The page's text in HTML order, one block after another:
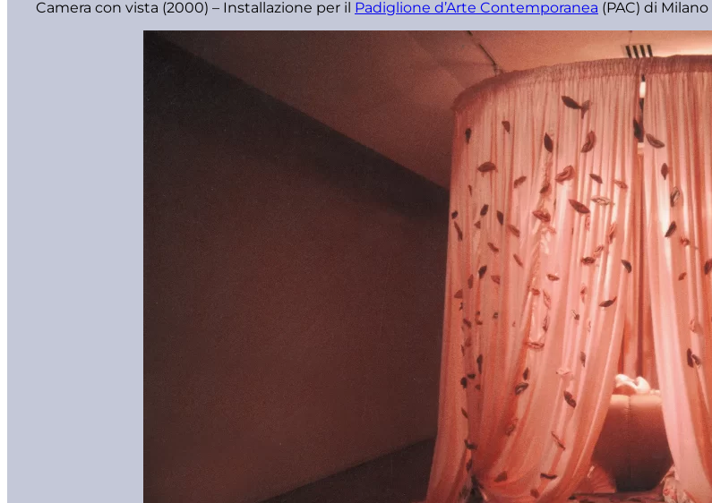
Camera con vista (2000) – Installazione per il Padiglione d’Arte Contemporanea (PAC) di Milano